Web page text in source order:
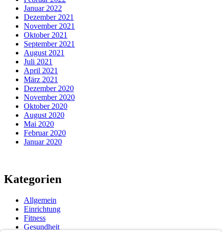
Januar 2022
Dezember 2021
November 2021
Oktober 2021
September 2021
August 2021
Juli 2021
April 2021
März 2021
Dezember 2020
November 2020
Oktober 2020
August 2020
Mai 2020
Februar 2020
Januar 2020
Kategorien
Allgemein
Einrichtung
Fitness
Gesundheit